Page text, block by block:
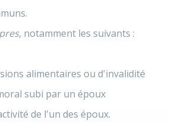
, notamment les suivants :
alimentaires ou d'invalidité
subi par un époux
de l'un des époux.